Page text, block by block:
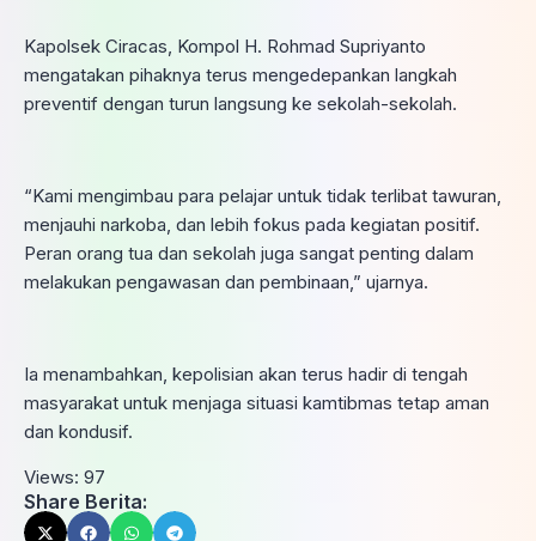
Kapolsek Ciracas, Kompol H. Rohmad Supriyanto
mengatakan pihaknya terus mengedepankan langkah
preventif dengan turun langsung ke sekolah-sekolah.
“Kami mengimbau para pelajar untuk tidak terlibat tawuran,
menjauhi narkoba, dan lebih fokus pada kegiatan positif.
Peran orang tua dan sekolah juga sangat penting dalam
melakukan pengawasan dan pembinaan,” ujarnya.
Ia menambahkan, kepolisian akan terus hadir di tengah
masyarakat untuk menjaga situasi kamtibmas tetap aman
dan kondusif.
Views: 97
Share Berita: